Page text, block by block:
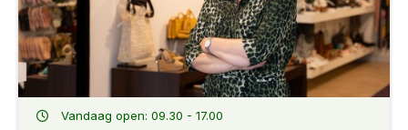
Vandaag open: 09.30 - 17.00